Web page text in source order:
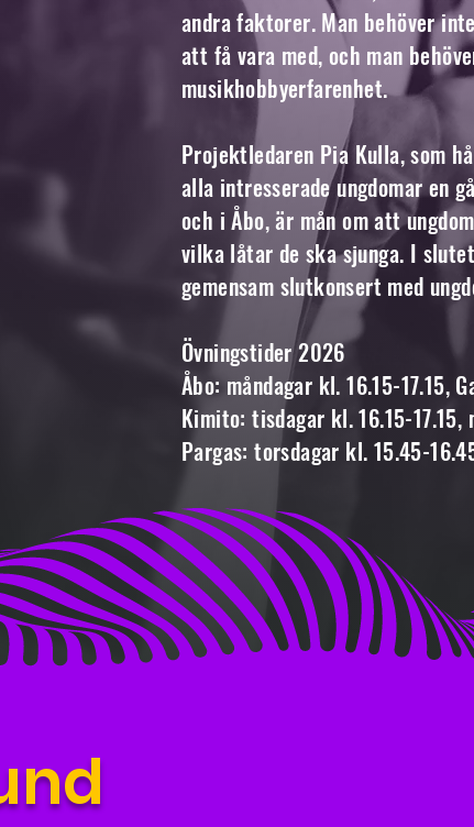
andra faktorer. Man behöver
att få vara med, och man
musikhobbyerfarenhet.
Projektledaren Pia Kulla, som
alla intresserade ungdomar en
och i Åbo, är mån om att
vilka låtar de ska sjunga. I
gemensam slutkonsert med
Övningstider 2026
Åbo: måndagar kl. 16.15-17.15,
Kimito: tisdagar kl. 16.15-
Pargas: torsdagar kl. 15.45-